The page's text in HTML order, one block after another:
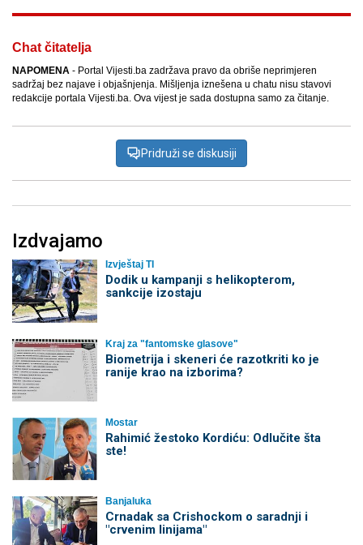
Chat čitatelja
NAPOMENA - Portal Vijesti.ba zadržava pravo da obriše neprimjeren
sadržaj bez najave i objašnjenja. Mišljenja iznešena u chatu nisu stavovi
redakcije portala Vijesti.ba. Ova vijest je sada dostupna samo za čitanje.
Pridruži se diskusiji
Izdvajamo
Izvještaj TI
Dodik u kampanji s helikopterom,
sankcije izostaju
Kraj za "fantomske glasove"
Biometrija i skeneri će razotkriti ko je
ranije krao na izborima?
Mostar
Rahimić žestoko Kordiću: Odlučite šta
ste!
Banjaluka
Crnadak sa Crishockom o saradnji i
"crvenim linijama"